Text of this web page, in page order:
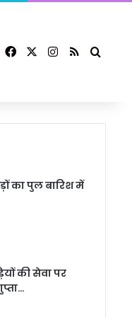
FacebookInstagram
RSS
का पुल बारिश में
की सेवा पर